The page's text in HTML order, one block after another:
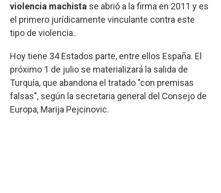
violencia machista se abrió a la firma en 2011 y es
el primero jurídicamente vinculante contra este
tipo de violencia..
Hoy tiene 34 Estados parte, entre ellos España. El
próximo 1 de julio se materializará la salida de
Turquía, que abandona el tratado "con premisas
falsas", según la secretaria general del Consejo de
Europa, Marija Pejcinovic.